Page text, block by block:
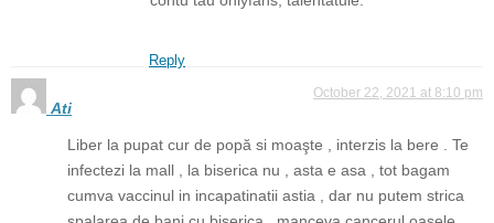
Reply
Ati
October 22, 2021 at 8:10 pm
Liber la pupat cur de popă si moaşte , interzis la bere . Te
infectezi la mall , la biserica nu , asta e asa , tot bagam
cumva vaccinul in incapatinatii astia , dar nu putem strica